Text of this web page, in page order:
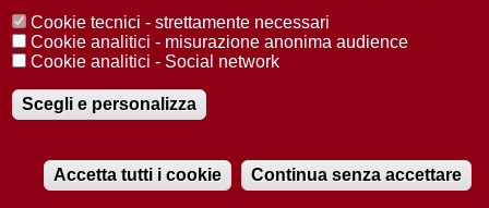
più preoccupanti se ai dati che abbiamo visto fino ad ora
aggiungiamo quello dei suicidi all’interno dei penitenziari.
proprio quello del 2024.
state 19.A questo poi bisogna aggiungerne altre 24
decedute in stato di detenzione.
Cookie tecnici - strettamente necessari
Cookie analitici - misurazione anonima audience
Cookie analitici - Social network
Scegli e personalizza
Accetta tutti i cookie Continua senza accettare